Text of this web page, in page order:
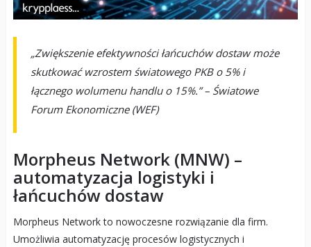
„Zwiększenie efektywności łańcuchów dostaw może
skutkować wzrostem światowego PKB o 5% i
łącznego wolumenu handlu o 15%.” – Światowe
Forum Ekonomiczne (WEF)
Morpheus Network (MNW) –
automatyzacja logistyki i
łańcuchów dostaw
Morpheus Network to nowoczesne rozwiązanie dla firm.
Umożliwia automatyzację procesów logistycznych i